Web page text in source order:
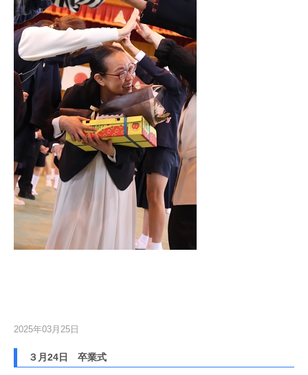
2025年03月25日
３月24日 卒業式